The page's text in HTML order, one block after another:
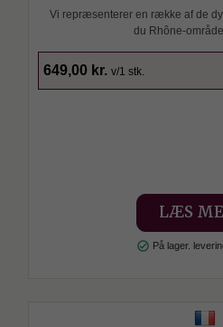
Vi repræsenterer en række af de
du Rhône-
649,00 kr. v/1 stk.
LÆS
check_circle På lager.